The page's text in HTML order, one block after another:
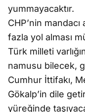
yummayacaktır.
CHP’nin mandacı
fazla yol alması
Türk milleti
namusu bilecek,
Cumhur İttifakı,
Gökalp’in dile
yüreğinde